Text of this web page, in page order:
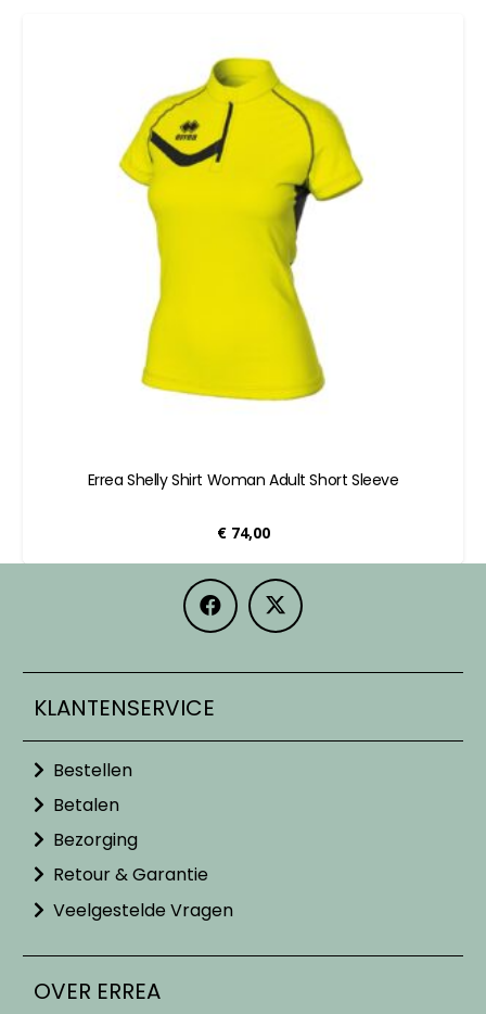
Errea Shelly Shirt Woman Adult Short Sleeve
€74,00
KLANTENSERVICE
Bestellen
Betalen
Bezorging
Retour & Garantie
Veelgestelde Vragen
OVER ERREA